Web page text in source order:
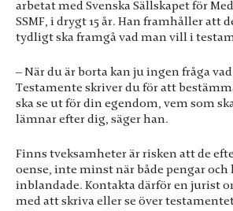
arbetat med Svenska Sällskapet för
SSMF, i drygt 15 år. Han framhåller att
tydligt ska framgå vad man vill i
– När du är borta kan ju ingen fråga
Testamente skriver du för att
ska se ut för din egendom, vem som
lämnar efter dig, säger han.
Finns tveksamheter är risken att de
oense, inte minst när både pengar och
inblandade. Kontakta därför en jurist
med att skriva eller se över
Nödvändiga
Dessa kakor
välja bort. De
behövs för
att hemsidan
över huvud
fungera.
Statistik